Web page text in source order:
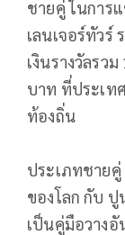
ชายคู่ ในการ
เลนเจอร์ทัวร์
เงินรางวัลรว
บาท ที่ประเท
ท้องถิ่น
ประเภทชาย
ของโลก กับ ปู
เป็นคู่มือวางอั